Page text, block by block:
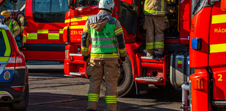
Mat & jordbruk
Skog
Social hållbarhet
Transport
252 ARTIKLAR
Landsbygd
939 ARTIKLAR
Livsstil & konsumtion
612 ARTIKLAR